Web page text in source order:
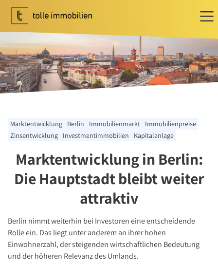
Wohnen
Ihr Makler für Wohnen
Immobilie bewerten
Immobilie verkaufen
Tippgeber
Newsletter Wohnen
Investment
Ihr Makler für Investment
Marktbericht 2025/2026
Investment Suchauftrag
Newsletter Investment
Immobilie kaufen
Marktentwicklung Berlin Immobilienmarkt
Immobilienpreise
Zinsentwicklung
Investmentimmobilien Kapitalanlage
Marktentwicklung in Berlin:
Die Hauptstadt bleibt weiter
attraktiv
Berlin nimmt weiterhin bei Investoren eine entscheidende
Rolle ein. Das liegt unter anderem an ihrer hohen
Einwohnerzahl, der steigenden wirtschaftlichen Bedeutung
und der höheren Relevanz des Umlands.